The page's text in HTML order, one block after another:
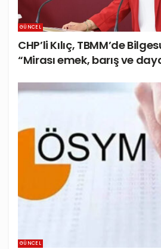
GÜNCEL
CHP’li Kılıç, TBMM’de
“Mirası emek, barış ve
GÜNCEL